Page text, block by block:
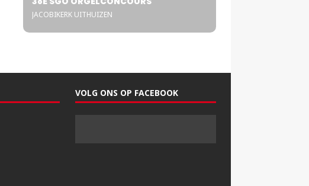
JACOBIKERK UITHUIZEN
VOLG ONS OP FACEBOOK